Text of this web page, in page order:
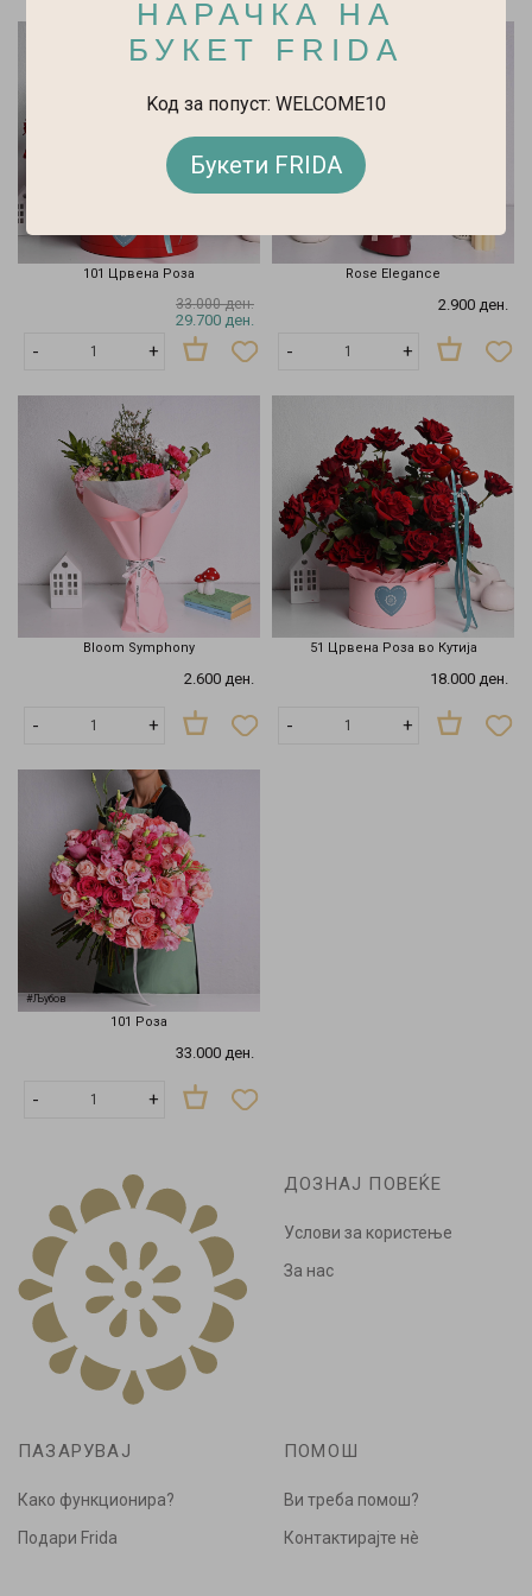
101 Црвена Роза
33.000 ден.
29.700 ден.
- +
Rose Elegance
2.900 ден.
- +
Bloom Symphony
2.600 ден.
- +
51 Црвенa Розa во Кутија
18.000 ден.
- +
#Љубов
101 Роза
33.000 ден.
- +
ДОЗНАЈ ПОВЕЌЕ
Услови за користење
За нас
ПАЗАРУВАЈ
Како функционира?
Подари Frida
ПОМОШ
Ви треба помош?
Контактирајте нè
НАРАЧКА НА
БУКЕТ FRIDA
Kод за попуст: WELCOME10
Букети FRIDA